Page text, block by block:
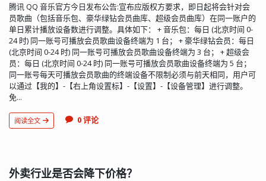
腾讯 QQ 音乐官方今日发布公告:宣布应版权方要求，即日起将会针对会
员歌曲（包括音乐包、豪华绿钻会员曲库、超级会员曲库）在同一账户的
单日累计播放设备数进行调整。具体如下： + 音乐包：每日 (北京时间 0-
24 时) 同一账号可播放会员歌曲设备终端为 1 台； + 豪华绿钻会员：每日
(北京时间 0-24 时) 同一账号可播放会员歌曲设备终端为 3 台； + 超级会
员：每日 (北京时间 0-24 时) 同一账号可播放会员歌曲设备终端为 5 台；
同一账号每天可播放会员歌曲的终端设备不限制必须与前天相同，用户可
以通过【我的】-【右上角设置标】-【设置】-【设备管理】进行调整。
免...
阅读全文 0 评论
外卖行业是否会降下价格？